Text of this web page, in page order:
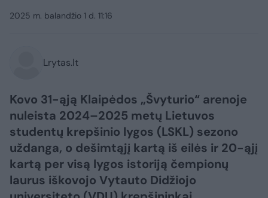
2025 m. balandžio 1 d. 11:16
Lrytas.lt
Kovo 31-ąją Klaipėdos „Švyturio“ arenoje
nuleista 2024–2025 metų Lietuvos
studentų krepšinio lygos (LSKL) sezono
uždanga, o dešimtąjį kartą iš eilės ir 20-ąjį
kartą per visą lygos istoriją čempionų
laurus iškovojo Vytauto Didžiojo